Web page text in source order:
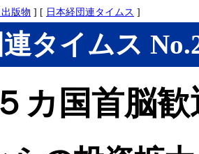
版物 ] [ 日本経団連タイムス ]
タイムス
カ国首脳